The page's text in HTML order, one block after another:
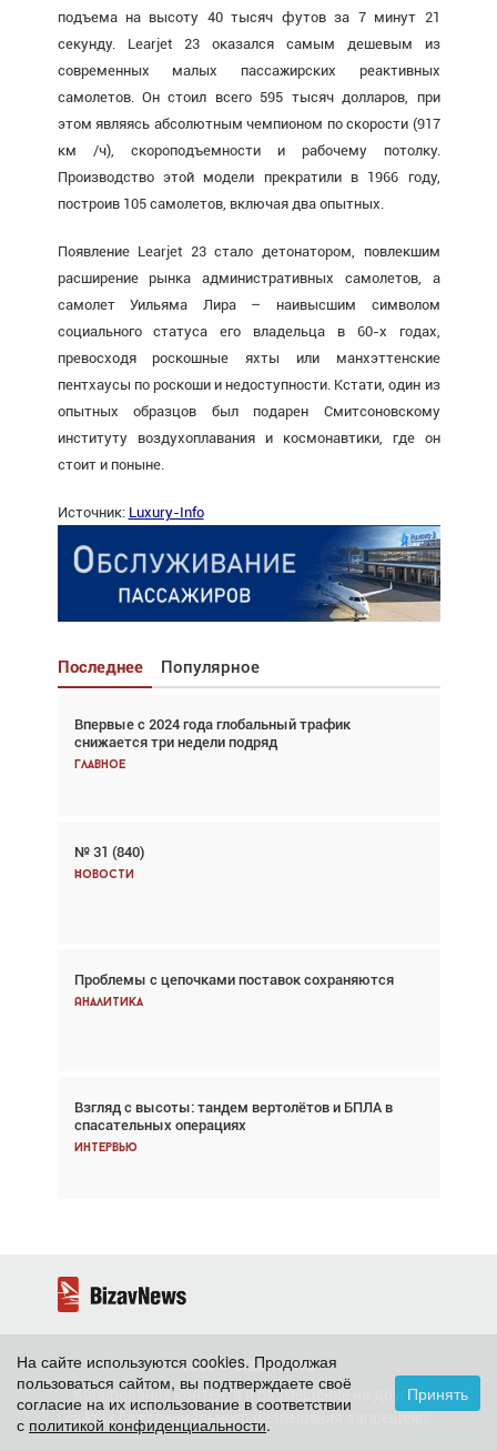
подъема на высоту 40 тысяч футов за 7 минут 21
секунду. Learjet 23 оказался самым дешевым из
современных малых пассажирских реактивных
самолетов. Он стоил всего 595 тысяч долларов, при
этом являясь абсолютным чемпионом по скорости (917
км /ч), скороподъемности и рабочему потолку.
Производство этой модели прекратили в 1966 году,
построив 105 самолетов, включая два опытных.
Появление Learjet 23 стало детонатором, повлекшим
расширение рынка административных самолетов, а
самолет Уильяма Лира – наивысшим символом
социального статуса его владельца в 60-х годах,
превосходя роскошные яхты или манхэттенские
пентхаусы по роскоши и недоступности. Кстати, один из
опытных образцов был подарен Смитсоновскому
институту воздухоплавания и космонавтики, где он
стоит и поныне.
Источник: Luxury-Info
Последнее Популярное
Впервые с 2024 года глобальный трафик
снижается три недели подряд
Главное
№ 31 (840)
Новости
Проблемы с цепочками поставок сохраняются
Аналитика
Взгляд с высоты: тандем вертолётов и БПЛА в
спасательных операциях
Интервью
Взгляд с высоты: тандем вертолётов и БПЛА в
спасательных операциях
Главное
Авиационный фотограф Дэйв Кох: «Фотография
говорит сама за себя... а ИИ всё портит»
Впервые с 2024 года глобальный трафик
снижается три недели подряд
Частный самолёт – это актив. Подходите к
покупке соответствующим образом
Интервью
2026 ©BizavNews
Копирование контента и размещение на других
сайтах без специального разрешения запрещено.
На сайте используются cookies. Продолжая
пользоваться сайтом, вы подтверждаете своё
согласие на их использование в соответствии
с политикой конфиденциальности.
Принять